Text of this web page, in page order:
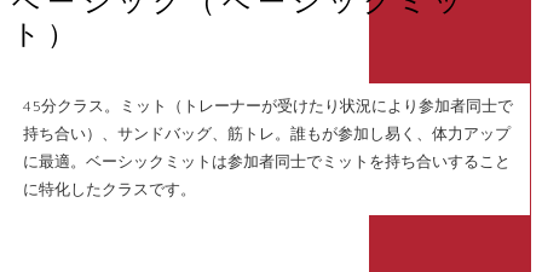
ト）
45分クラス。ミット（トレーナーが受けたり状況により参加者同士で
持ち合い）、サンドバッグ、筋トレ。誰もが参加し易く、体力アップ
に最適。ベーシックミットは参加者同士でミットを持ち合いすること
に特化したクラスです。